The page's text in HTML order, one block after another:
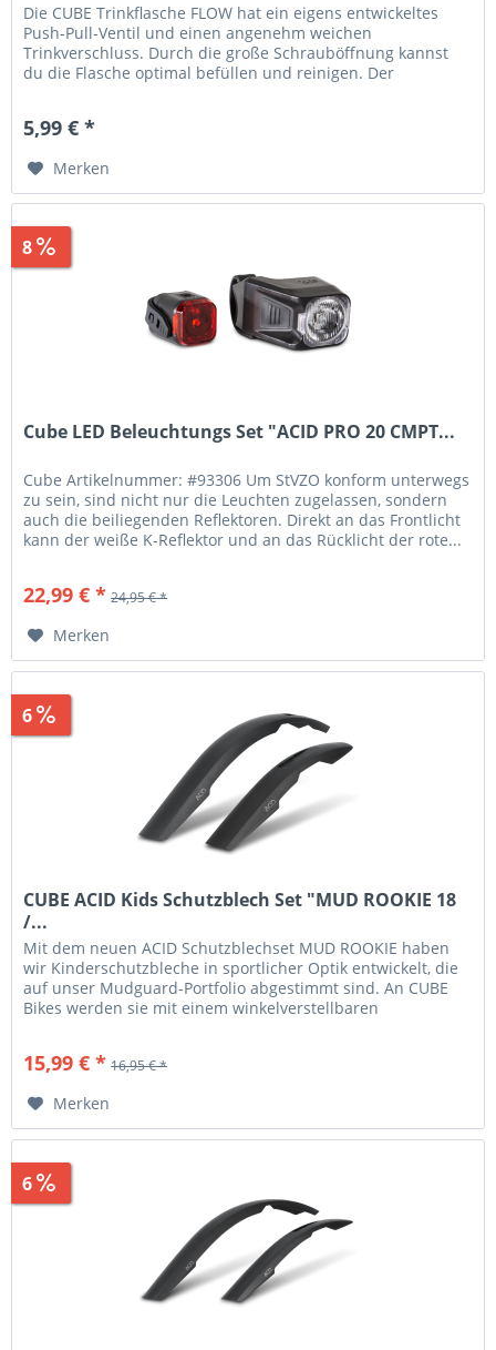
Die CUBE Trinkflasche FLOW hat ein eigens entwickeltes
Push-Pull-Ventil und einen angenehm weichen
Trinkverschluss. Durch die große Schrauböffnung kannst
du die Flasche optimal befüllen und reinigen. Der
5,99 € *
Merken
8
Cube LED Beleuchtungs Set "ACID PRO 20 CMPT...
Cube Artikelnummer: #93306 Um StVZO konform unterwegs
zu sein, sind nicht nur die Leuchten zugelassen, sondern
auch die beiliegenden Reflektoren. Direkt an das Frontlicht
kann der weiße K-Reflektor und an das Rücklicht der rote...
22,99 € * 24,95 € *
Merken
6
CUBE ACID Kids Schutzblech Set "MUD ROOKIE 18
/...
Mit dem neuen ACID Schutzblechset MUD ROOKIE haben
wir Kinderschutzbleche in sportlicher Optik entwickelt, die
auf unser Mudguard-Portfolio abgestimmt sind. An CUBE
Bikes werden sie mit einem winkelverstellbaren
15,99 € * 16,95 € *
Merken
6